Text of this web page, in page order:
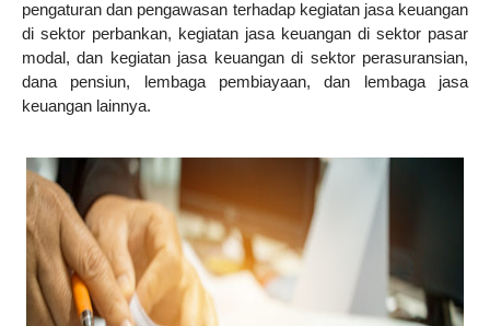
pengaturan dan pengawasan terhadap kegiatan jasa keuangan
di sektor perbankan, kegiatan jasa keuangan di sektor pasar
modal, dan kegiatan jasa keuangan di sektor perasuransian,
dana pensiun, lembaga pembiayaan, dan lembaga jasa
keuangan lainnya.